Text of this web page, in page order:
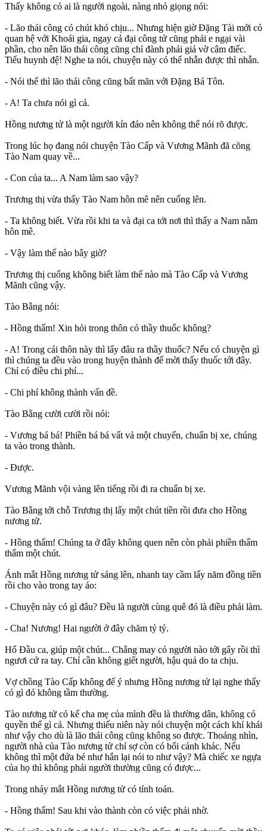
Thấy không có ai là người ngoài, nàng nhỏ giọng nói:
- Lão thái công có chút khó chịu... Nhưng hiện giờ Đặng Tài mới có
quan hệ với Khoái gia, ngay cả đại công tử cũng phải e ngại vài
phần, cho nên lão thái công cũng chỉ đành phải giả vờ câm điếc.
Tiểu huynh đệ! Nghe ta nói, chuyện này có thể nhẫn được thì nhẫn.
- Nói thế thì lão thái công cũng bất mãn với Đặng Bá Tôn.
- A! Ta chưa nói gì cả.
Hồng nương tử là một người kín đáo nên không thể nói rõ được.
Trong lúc họ đang nói chuyện Tào Cấp và Vương Mãnh đã cõng
Tào Nam quay về...
- Con của ta... A Nam làm sao vậy?
Trương thị vừa thấy Tào Nam hôn mê nên cuống lên.
- Ta không biết. Vừa rồi khi ta và đại ca tới nơi thì thấy a Nam nằm
hôn mê.
- Vậy làm thế nào bây giờ?
Trương thị cuống không biết làm thế nào mà Tào Cấp và Vương
Mãnh cũng vậy.
Tào Bằng nói:
- Hồng thẩm! Xin hỏi trong thôn có thầy thuốc không?
- A! Trong cái thôn này thì lấy đâu ra thầy thuốc? Nếu có chuyện gì
thì chúng ta đều vào trong huyện thành để mời thấy thuốc tới đây.
Chỉ có điều chi phí...
- Chi phí không thành vấn đề.
Tào Bằng cười cười rồi nói:
- Vương bá bá! Phiền bá bá vất vả một chuyến, chuẩn bị xe, chúng
ta vào trong thành.
- Được.
Vương Mãnh vội vàng lên tiếng rồi đi ra chuẩn bị xe.
Tào Bằng tới chỗ Trương thị lấy một chút tiền rồi đưa cho Hồng
nương tử.
- Hồng thẩm! Chúng ta ở đây không quen nên còn phải phiền thẩm
thẩm một chút.
Ánh mắt Hồng nương tử sáng lên, nhanh tay cầm lấy năm đồng tiền
rồi cho vào trong tay áo:
- Chuyện này có gì đâu? Đều là người cùng quê đó là điều phải làm.
- Cha! Nương! Hai người ở đây chăm tỷ tỷ.
Hổ Đầu ca, giúp một chút... Chẳng may có người nào tới gây rồi thì
ngươi cứ ra tay. Chỉ cần không giết người, hậu quả do ta chịu.
Vợ chồng Tào Cấp không để ý nhưng Hồng nương tử lại nghe thấy
có gì đó không tầm thường.
Tào nương tử có kể cha mẹ của mình đều là thường dân, không có
quyền thế gì cả. Nhưng thiếu niên này nói chuyện một cách khí khái
như vậy cho dù là lão thái công cũng không so được. Thoáng nhìn,
người nhà của Tào nương tử chỉ sợ còn có bối cảnh khác. Nếu
không thì một đứa bé như hắn lại nói to như vậy? Mà chiếc xe ngựa
của họ thì không phải người thường cũng có được...
Trong nháy mắt Hồng nương tử có tính toán.
- Hồng thẩm! Sau khi vào thành còn có việc phải nhờ.